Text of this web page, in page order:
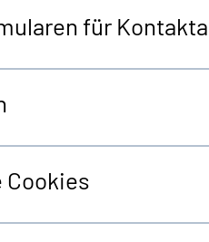
für
Cookies